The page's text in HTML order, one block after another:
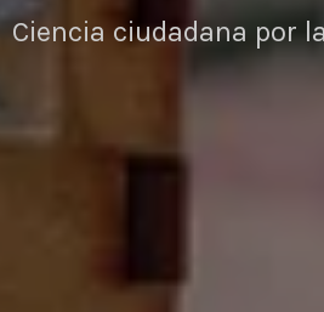
Ciencia ciudadana por